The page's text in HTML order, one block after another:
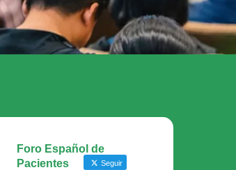
Foro Español de
Pacientes
Seguir